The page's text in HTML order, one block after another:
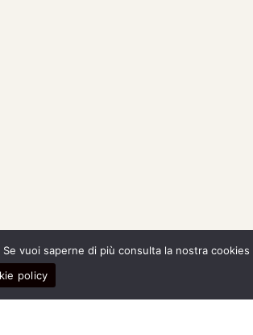
vuoi saperne di più consulta la nostra
policy